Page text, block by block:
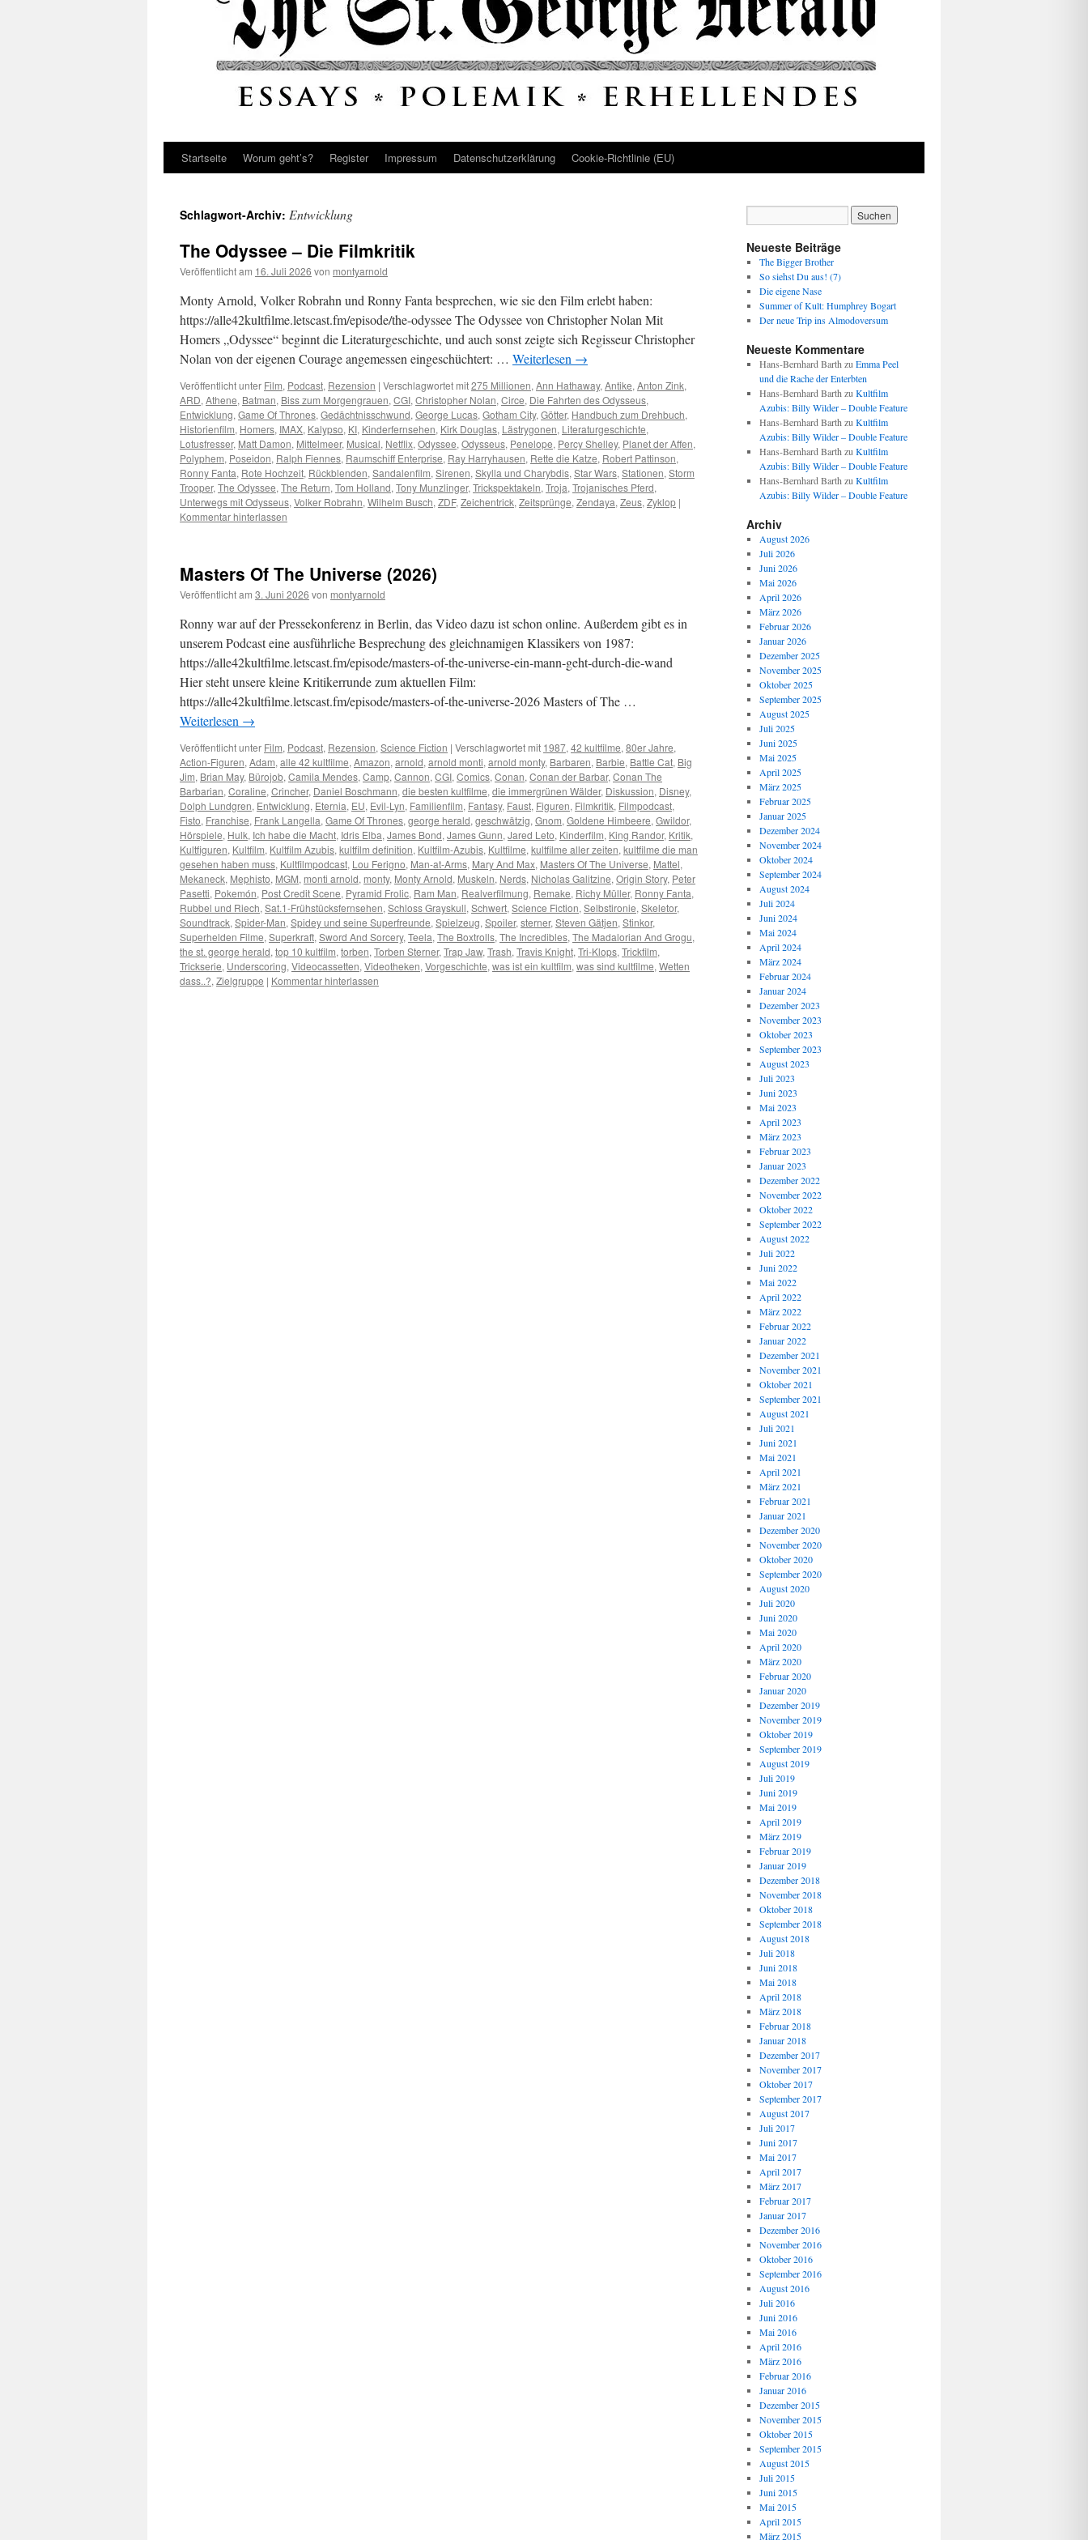
Startseite Worum geht’s? Register Impressum Datenschutz­erklärung Cookie-Richtlinie (EU)
Schlagwort-Archiv: Entwicklung
The Odyssee – Die Filmkritik
Veröffentlicht am 16. Juli 2026 von montyarnold
Monty Arnold, Volker Robrahn und Ronny Fanta besprechen, wie sie den Film erlebt haben:
https://alle42kultfilme.letscast.fm/episode/the-odyssee The Odyssee von Christopher Nolan Mit
Homers „Odyssee“ beginnt die Literaturgeschichte, und auch sonst zeigte sich Regisseur Christopher
Nolan von der eigenen Courage angemessen eingeschüchtert: … Weiterlesen →
Veröffentlicht unter Film, Podcast, Rezension | Verschlagwortet mit275 Millionen, Ann Hathaway, Antike, Anton Zink,
ARD, Athene, Batman, Biss zum Morgengrauen, CGI, Christopher Nolan, Circe, Die Fahrten des Odysseus,
Entwicklung, Game Of Thrones, Gedächtnisschwund, George Lucas, Gotham City, Götter, Handbuch zum Drehbuch,
Historienfilm, Homers, IMAX, Kalypso, KI, Kinderfernsehen, Kirk Douglas, Lästrygonen, Literaturgeschichte,
Lotusfresser, Matt Damon, Mittelmeer, Musical, Netflix, Odyssee, Odysseus, Penelope, Percy Shelley, Planet der Affen,
Polyphem, Poseidon, Ralph Fiennes, Raumschiff Enterprise, Ray Harryhausen, Rette die Katze, Robert Pattinson,
Ronny Fanta, Rote Hochzeit, Rückblenden, Sandalenfilm, Sirenen, Skylla und Charybdis, Star Wars, Stationen, Storm
Trooper, The Odyssee, The Return, Tom Holland, Tony Munzlinger, Trickspektakeln, Troja, Trojanisches Pferd,
Unterwegs mit Odysseus, Volker Robrahn, Wilhelm Busch, ZDF, Zeichentrick, Zeitsprünge, Zendaya, Zeus, Zyklop |
Kommentar hinterlassen
Masters Of The Universe (2026)
Veröffentlicht am 3. Juni 2026 von montyarnold
Ronny war auf der Pressekonferenz in Berlin, das Video dazu ist schon online. Außerdem gibt es in
unserem Podcast eine ausführliche Besprechung des gleichnamigen Klassikers von 1987:
https://alle42kultfilme.letscast.fm/episode/masters-of-the-universe-ein-mann-geht-durch-die-wand
Hier steht unsere kleine Kritikerrunde zum aktuellen Film:
https://alle42kultfilme.letscast.fm/episode/masters-of-the-universe-2026 Masters of The …
Weiterlesen →
Veröffentlicht unter Film, Podcast, Rezension, Science Fiction | Verschlagwortet mit 1987, 42 kultfilme, 80er Jahre,
Action-Figuren, Adam, alle 42 kultfilme, Amazon, arnold, arnold monti, arnold monty, Barbaren, Barbie, Battle Cat, Big
Jim, Brian May, Bürojob, Camila Mendes, Camp, Cannon, CGI, Comics, Conan, Conan der Barbar, Conan The
Barbarian, Coraline, Crincher, Daniel Boschmann, die besten kultfilme, die immergrünen Wälder, Diskussion, Disney,
Dolph Lundgren, Entwicklung, Eternia, EU, Evil-Lyn, Familienfilm, Fantasy, Faust, Figuren, Filmkritik, Filmpodcast,
Fisto, Franchise, Frank Langella, Game Of Thrones, george herald, geschwätzig, Gnom, Goldene Himbeere, Gwildor,
Hörspiele, Hulk, Ich habe die Macht, Idris Elba, James Bond, James Gunn, Jared Leto, Kinderfilm, King Randor, Kritik,
Kultfiguren, Kultfilm, Kultfilm Azubis, kultfilm definition, Kultfilm-Azubis, Kultfilme, kultfilme aller zeiten, kultfilme die man
gesehen haben muss, Kultfilmpodcast, Lou Ferigno, Man-at-Arms, Mary And Max, Masters Of The Universe, Mattel,
Mekaneck, Mephisto, MGM, monti arnold, monty, Monty Arnold, Muskeln, Nerds, Nicholas Galitzine, Origin Story, Peter
Pasetti, Pokemón, Post Credit Scene, Pyramid Frolic, Ram Man, Realverfilmung, Remake, Richy Müller, Ronny Fanta,
Rubbel und Riech, Sat.1-Frühstücksfernsehen, Schloss Grayskull, Schwert, Science Fiction, Selbstironie, Skeletor,
Soundtrack, Spider-Man, Spidey und seine Superfreunde, Spielzeug, Spoiler, sterner, Steven Gätjen, Stinkor,
Superhelden Filme, Superkraft, Sword And Sorcery, Teela, The Boxtrolls, The Incredibles, The Madalorian And Grogu,
the st. george herald, top 10 kultfilm, torben, Torben Sterner, Trap Jaw, Trash, Travis Knight, Tri-Klops, Trickfilm,
Trickserie, Underscoring, Videocassetten, Videotheken, Vorgeschichte, was ist ein kultfilm, was sind kultfilme, Wetten
dass..?, Zielgruppe | Kommentar hinterlassen
Neueste Beiträge
The Bigger Brother
So siehst Du aus! (7)
Die eigene Nase
Summer of Kult: Humphrey Bogart
Der neue Trip ins Almodoversum
Neueste Kommentare
Hans-Bernhard Barth zu Emma Peel
und die Rache der Enterbten
Hans-Bernhard Barth zu Kultfilm
Azubis: Billy Wilder – Double Feature
Hans-Bernhard Barth zu Kultfilm
Azubis: Billy Wilder – Double Feature
Hans-Bernhard Barth zu Kultfilm
Azubis: Billy Wilder – Double Feature
Hans-Bernhard Barth zu Kultfilm
Azubis: Billy Wilder – Double Feature
Archiv
August 2026
Juli 2026
Juni 2026
Mai 2026
April 2026
März 2026
Februar 2026
Januar 2026
Dezember 2025
November 2025
Oktober 2025
September 2025
August 2025
Juli 2025
Juni 2025
Mai 2025
April 2025
März 2025
Februar 2025
Januar 2025
Dezember 2024
November 2024
Oktober 2024
September 2024
August 2024
Juli 2024
Juni 2024
Mai 2024
April 2024
März 2024
Februar 2024
Januar 2024
Dezember 2023
November 2023
Oktober 2023
September 2023
August 2023
Juli 2023
Juni 2023
Mai 2023
April 2023
März 2023
Februar 2023
Januar 2023
Dezember 2022
November 2022
Oktober 2022
September 2022
August 2022
Juli 2022
Juni 2022
Mai 2022
April 2022
März 2022
Februar 2022
Januar 2022
Dezember 2021
November 2021
Oktober 2021
September 2021
August 2021
Juli 2021
Juni 2021
Mai 2021
April 2021
März 2021
Februar 2021
Januar 2021
Dezember 2020
November 2020
Oktober 2020
September 2020
August 2020
Juli 2020
Juni 2020
Mai 2020
April 2020
März 2020
Februar 2020
Januar 2020
Dezember 2019
November 2019
Oktober 2019
September 2019
August 2019
Juli 2019
Juni 2019
Mai 2019
April 2019
März 2019
Februar 2019
Januar 2019
Dezember 2018
November 2018
Oktober 2018
September 2018
August 2018
Juli 2018
Juni 2018
Mai 2018
April 2018
März 2018
Februar 2018
Januar 2018
Dezember 2017
November 2017
Oktober 2017
September 2017
August 2017
Juli 2017
Juni 2017
Mai 2017
April 2017
März 2017
Februar 2017
Januar 2017
Dezember 2016
November 2016
Oktober 2016
September 2016
August 2016
Juli 2016
Juni 2016
Mai 2016
April 2016
März 2016
Februar 2016
Januar 2016
Dezember 2015
November 2015
Oktober 2015
September 2015
August 2015
Juli 2015
Juni 2015
Mai 2015
April 2015
März 2015